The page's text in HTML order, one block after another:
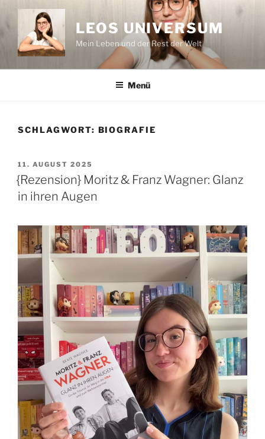
Zum
springen
LEOS UNIVERSUM
Mein Leben und der Rest der Welt
Menü
SCHLAGWORT: BIOGRAFIE
VERÖFFENTLICHT
AM
11. AUGUST 2025
{Rezension} Moritz & Franz Wagner: Glanz
in ihren Augen